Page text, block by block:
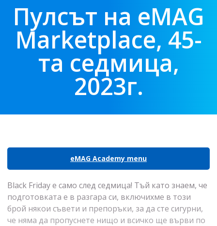
Пулсът на eMAG
Marketplace, 45-
та седмица,
2023г.
eMAG Academy menu
Black Friday е само след седмица! Тъй като знаем, че
подготовката е в разгара си, включихме в този
брой някои съвети и препоръки, за да сте сигурни,
че няма да пропуснете нищо и всичко ще върви по